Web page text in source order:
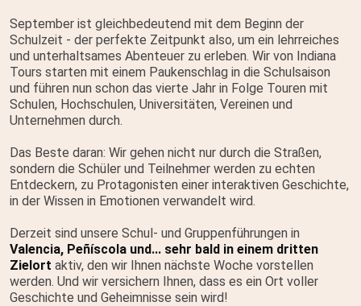
September ist gleichbedeutend mit dem Beginn der
Schulzeit - der perfekte Zeitpunkt also, um ein lehrreiches
und unterhaltsames Abenteuer zu erleben. Wir von Indiana
Tours starten mit einem Paukenschlag in die Schulsaison
und führen nun schon das vierte Jahr in Folge Touren mit
Schulen, Hochschulen, Universitäten, Vereinen und
Unternehmen durch.
Das Beste daran: Wir gehen nicht nur durch die Straßen,
sondern die Schüler und Teilnehmer werden zu echten
Entdeckern, zu Protagonisten einer interaktiven Geschichte,
in der Wissen in Emotionen verwandelt wird.
Derzeit sind unsere Schul- und Gruppenführungen in
Valencia, Peñíscola und... sehr bald in einem dritten
Zielort aktiv, den wir Ihnen nächste Woche vorstellen
werden. Und wir versichern Ihnen, dass es ein Ort voller
Geschichte und Geheimnisse sein wird!